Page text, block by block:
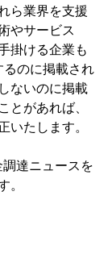
ら業界を支援
やサービス
掛ける企業も
のに掲載され
ないのに掲載
とがあれば、
いたします。
達ニュースを
。